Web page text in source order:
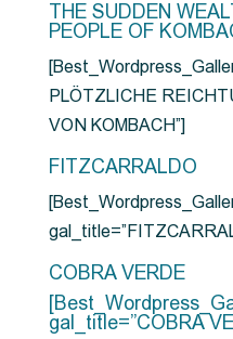
THE SUDDEN
PEOPLE OF
PLÖTZLICHE
VON KOMBACH”]
FITZCARRALDO
COBRA VERDE
gal_title=”COBRA